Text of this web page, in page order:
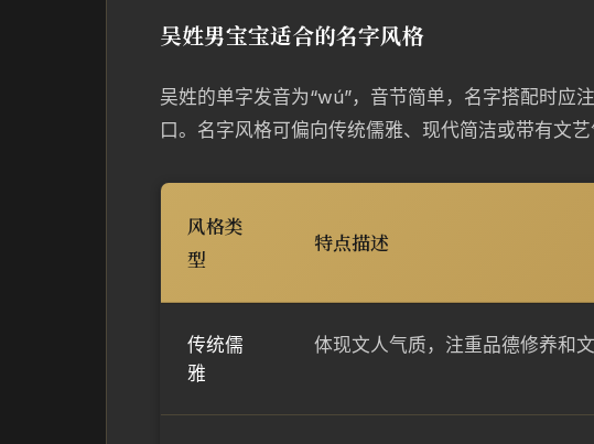
吴姓男宝宝适合的名字风格
吴姓的单字发音为“wú”，音节简单，名字搭配时应
口。名字风格可偏向传统儒雅、现代简洁或带有文
风格类
型
特点描述
传统儒
雅
体现文人气质，注重品德修养和